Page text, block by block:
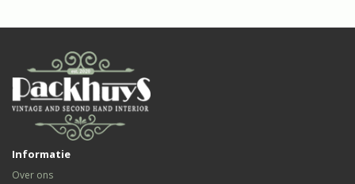
Informatie
Over ons